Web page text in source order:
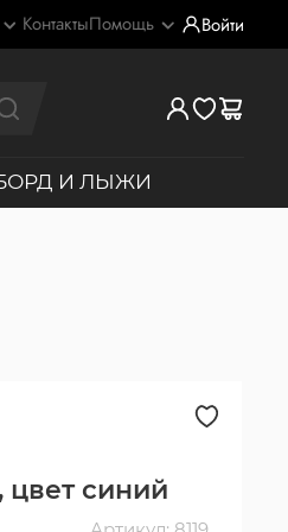
КонтактыПомощь Войти
И ЛЫЖИ
цвет синий